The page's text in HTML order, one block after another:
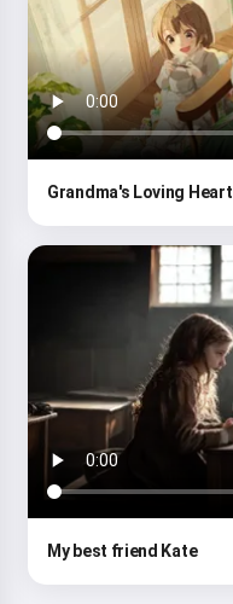
Grandma's Loving Heart
My best friend Kate